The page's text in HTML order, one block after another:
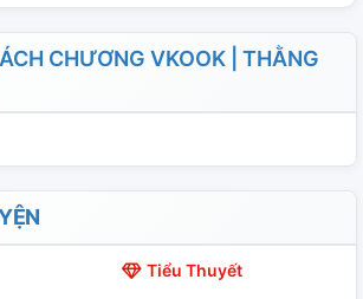
CHƯƠNG VKOOK | THẰNG
Tiểu Thuyết